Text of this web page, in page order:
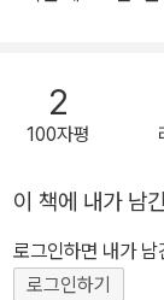
일 차에는 복합 지
리는 최상위 독해
연습을 하며 어휘력을 기
초등 6학년까지
[실력편]으로 촘촘한 학습 설계 3. 권당
5일) 구성으로 1
2
100자평
이 책에 내가 남
로그인하면 내가
로그인하기